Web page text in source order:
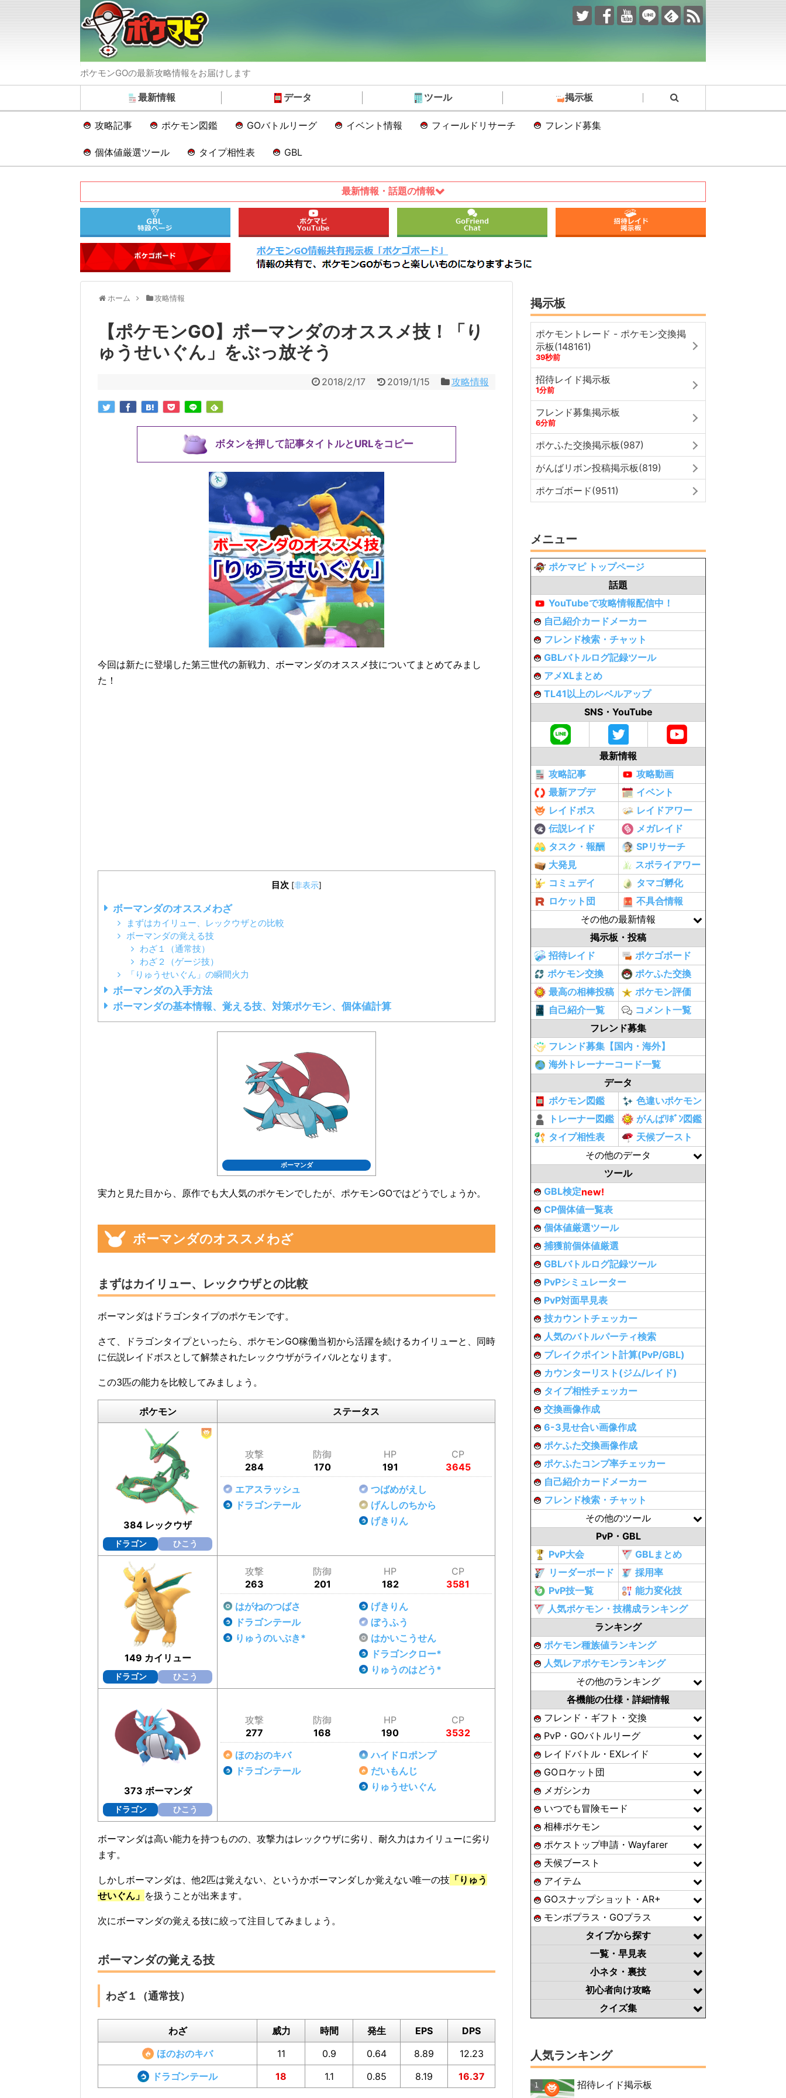
ポケモンGOの最新攻略情報をお届けします
最新情報 データ ツール 掲示板
攻略記事 ポケモン図鑑 GOバトルリーグ イベント情報 フィールドリサーチ フレンド募集
個体値厳選ツール タイプ相性表 GBL
最新情報・話題の情報
ホーム 攻略情報
【ポケモンGO】ボーマンダのオススメ技！「り
ゅうせいぐん」をぶっ放そう
2018/2/17 2019/1/15 攻略情報
ボタンを押して記事タイトルとURLをコピー
今回は新たに登場した第三世代の新戦力、ボーマンダのオススメ技についてまとめてみまし
た！
目次 [非表示]
ボーマンダのオススメわざ
まずはカイリュー、レックウザとの比較
ボーマンダの覚える技
わざ１（通常技）
わざ２（ゲージ技）
「りゅうせいぐん」の瞬間火力
ボーマンダの入手方法
ボーマンダの基本情報、覚える技、対策ポケモン、個体値計算
ボーマンダ
実力と見た目から、原作でも大人気のポケモンでしたが、ポケモンGOではどうでしょうか。
ボーマンダのオススメわざ
まずはカイリュー、レックウザとの比較
ボーマンダはドラゴンタイプのポケモンです。
さて、ドラゴンタイプといったら、ポケモンGO稼働当初から活躍を続けるカイリューと、同時
に伝説レイドボスとして解禁されたレックウザがライバルとなります。
この3匹の能力を比較してみましょう。
ポケモン ステータス
384 レックウザ
ドラゴン ひこう
攻撃
284
防御
170
HP
191
CP
3645
エアスラッシュ
ドラゴンテール
つばめがえし
げんしのちから
げきりん
149 カイリュー
ドラゴン ひこう
攻撃
263
防御
201
HP
182
CP
3581
はがねのつばさ
ドラゴンテール
りゅうのいぶき*
げきりん
ぼうふう
はかいこうせん
ドラゴンクロー*
りゅうのはどう*
373 ボーマンダ
ドラゴン ひこう
攻撃
277
防御
168
HP
190
CP
3532
ほのおのキバ
ドラゴンテール
ハイドロポンプ
だいもんじ
りゅうせいぐん
ボーマンダは高い能力を持つものの、攻撃力はレックウザに劣り、耐久力はカイリューに劣り
ます。
しかしボーマンダは、他2匹は覚えない、というかボーマンダしか覚えない唯一の技 「りゅう
せいぐん」 を扱うことが出来ます。
次にボーマンダの覚える技に絞って注目してみましょう。
ボーマンダの覚える技
わざ１（通常技）
わざ 威力 時間 発生 EPS
DPS
ほのおのキバ
11 0.9 0.64 8.89
12.23
ドラゴンテール
18 1.1 0.85 8.19 16.37
掲示板
ポケモントレード - ポケモン交換掲
示板(148161)
39秒前
招待レイド掲示板
1分前
フレンド募集掲示板
6分前
ポケふた交換掲示板(987)
がんばリボン投稿掲示板(819)
ポケゴボード(9511)
メニュー
ポケマピ トップページ
話題
YouTubeで攻略情報配信中！
自己紹介カードメーカー
フレンド検索・チャット
GBLバトルログ記録ツール
アメXLまとめ
TL41以上のレベルアップ
SNS・YouTube
最新情報
攻略記事
攻略動画
最新アプデ
イベント
レイドボス
レイドアワー
伝説レイド
メガレイド
タスク・報酬
SPリサーチ
大発見
スポライアワー
コミュデイ
タマゴ孵化
ロケット団
不具合情報
その他の最新情報
掲示板・投稿
招待レイド
ポケゴボード
ポケモン交換
ポケふた交換
最高の相棒投稿
ポケモン評価
自己紹介一覧
コメント一覧
フレンド募集
フレンド募集【国内・海外】
海外トレーナーコード一覧
データ
ポケモン図鑑
色違いポケモン
トレーナー図鑑
がんばﾘﾎﾞﾝ図鑑
タイプ相性表
天候ブースト
その他のデータ
ツール
GBL検定new!
CP個体値一覧表
個体値厳選ツール
捕獲前個体値厳選
GBLバトルログ記録ツール
PvPシミュレーター
PvP対面早見表
技カウントチェッカー
人気のバトルパーティ検索
ブレイクポイント計算(PvP/GBL)
カウンターリスト(ジム/レイド)
タイプ相性チェッカー
交換画像作成
6-3見せ合い画像作成
ポケふた交換画像作成
ポケふたコンプ率チェッカー
自己紹介カードメーカー
フレンド検索・チャット
その他のツール
PvP・GBL
PvP大会
GBLまとめ
リーダーボード
採用率
PvP技一覧
能力変化技
人気ポケモン・技構成ランキング
ランキング
ポケモン種族値ランキング
人気レアポケモンランキング
その他のランキング
各機能の仕様・詳細情報
フレンド・ギフト・交換
PvP・GOバトルリーグ
レイドバトル・EXレイド
GOロケット団
メガシンカ
いつでも冒険モード
相棒ポケモン
ポケストップ申請・Wayfarer
天候ブースト
アイテム
GOスナップショット・AR+
モンボプラス・GOプラス
タイプから探す
一覧・早見表
小ネタ・裏技
初心者向け攻略
クイズ集
人気ランキング
招待レイド掲示板